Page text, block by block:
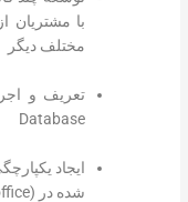
با مشتریان
مختلف دیگر
Database
شده در (Back office)